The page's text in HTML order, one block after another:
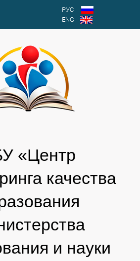
РУС
ENG
«Центр
качества
и науки